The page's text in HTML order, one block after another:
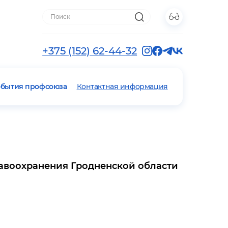
+375 (152) 62-44-32
профсоюза Контактная информация
Гродненской области